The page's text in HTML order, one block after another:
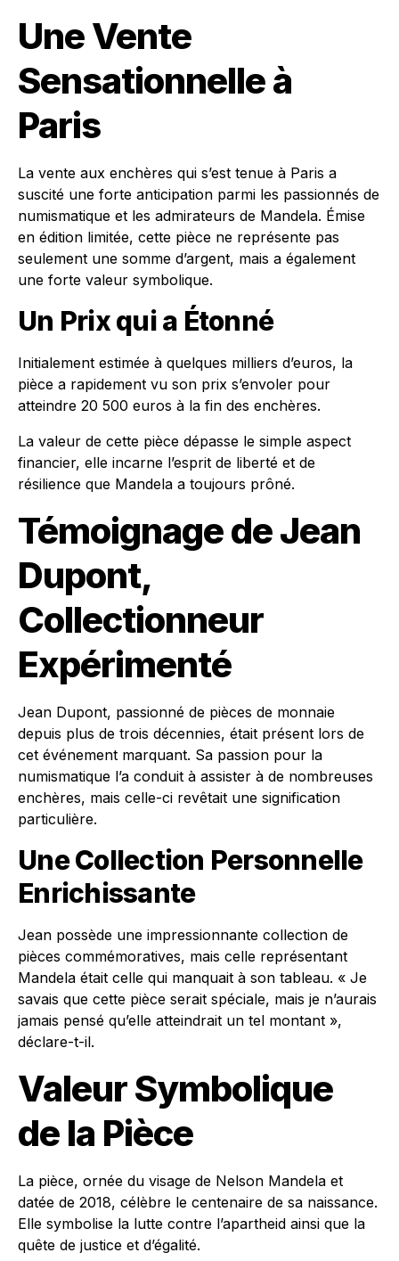
Une Vente
Sensationnelle à
Paris
La vente aux enchères qui s’est tenue à Paris a
suscité une forte anticipation parmi les passionnés de
numismatique et les admirateurs de Mandela. Émise
en édition limitée, cette pièce ne représente pas
seulement une somme d’argent, mais a également
une forte valeur symbolique.
Un Prix qui a Étonné
Initialement estimée à quelques milliers d’euros, la
pièce a rapidement vu son prix s’envoler pour
atteindre 20 500 euros à la fin des enchères.
La valeur de cette pièce dépasse le simple aspect
financier, elle incarne l’esprit de liberté et de
résilience que Mandela a toujours prôné.
Témoignage de Jean
Dupont,
Collectionneur
Expérimenté
Jean Dupont, passionné de pièces de monnaie
depuis plus de trois décennies, était présent lors de
cet événement marquant. Sa passion pour la
numismatique l’a conduit à assister à de nombreuses
enchères, mais celle-ci revêtait une signification
particulière.
Une Collection Personnelle
Enrichissante
Jean possède une impressionnante collection de
pièces commémoratives, mais celle représentant
Mandela était celle qui manquait à son tableau. « Je
savais que cette pièce serait spéciale, mais je n’aurais
jamais pensé qu’elle atteindrait un tel montant »,
déclare-t-il.
Valeur Symbolique
de la Pièce
La pièce, ornée du visage de Nelson Mandela et
datée de 2018, célèbre le centenaire de sa naissance.
Elle symbolise la lutte contre l’apartheid ainsi que la
quête de justice et d’égalité.